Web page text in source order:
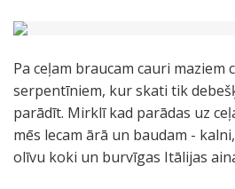
Pa ceļam braucam cauri maziem
serpentīniem, kur skati tik
parādīt. Mirklī kad parādas uz
mēs lecam ārā un baudam -
olīvu koki un burvīgas Itālijas